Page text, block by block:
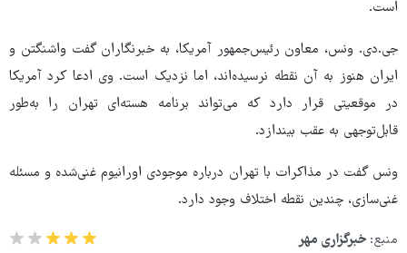
است.
جی.دی. ونس، معاون رئیس‌جمهور آمریکا، به خبرنگاران گفت واشنگتن و
ایران هنوز به آن نقطه نرسیده‌اند، اما نزدیک است. وی ادعا کرد آمریکا
در موقعیتی قرار دارد که می‌تواند برنامه هسته‌ای تهران را به‌طور
قابل‌توجهی به عقب بیندازد.
ونس گفت در مذاکرات با تهران درباره موجودی اورانیوم غنی‌شده و مسئله
غنی‌سازی، چندین نقطه اختلاف وجود دارد.
منبع: خبرگزاری مهر